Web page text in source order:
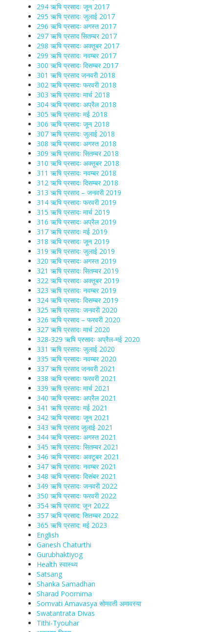
294 ऋषि प्रसादः जून 2017
295 ऋषि प्रसादः जुलाई 2017
296 ऋषि प्रसादः अगस्त 2017
297 ऋषि प्रसाद सितम्बर 2017
298 ऋषि प्रसादः अक्तूबर 2017
299 ऋषि प्रसादः नवम्बर 2017
300 ऋषि प्रसादः दिसम्बर 2017
301 ऋषि प्रसाद जनवरी 2018
302 ऋषि प्रसादः फरवरी 2018
303 ऋषि प्रसादः मार्च 2018
304 ऋषि प्रसादः अप्रैल 2018
305 ऋषि प्रसादः मई 2018
306 ऋषि प्रसादः जून 2018
307 ऋषि प्रसादः जुलाई 2018
308 ऋषि प्रसादः अगस्त 2018
309 ऋषि प्रसादः सितम्बर 2018
310 ऋषि प्रसादः अक्तूबर 2018
311 ऋषि प्रसादः नवम्बर 2018
312 ऋषि प्रसादः दिसम्बर 2018
313 ऋषि प्रसाद – जनवरी 2019
314 ऋषि प्रसादः फरवरी 2019
315 ऋषि प्रसादः मार्च 2019
316 ऋषि प्रसादः अप्रैल 2019
317 ऋषि प्रसादः मई 2019
318 ऋषि प्रसादः जून 2019
319 ऋषि प्रसादः जुलाई 2019
320 ऋषि प्रसादः अगस्त 2019
321 ऋषि प्रसादः सितम्बर 2019
322 ऋषि प्रसादः अक्तूबर 2019
323 ऋषि प्रसादः नवम्बर 2019
324 ऋषि प्रसादः दिसम्बर 2019
325 ऋषि प्रसादः जनवरी 2020
326 ऋषि प्रसाद – फरवरी 2020
327 ऋषि प्रसादः मार्च 2020
328-329 ऋषि प्रसादः अप्रैल-मई 2020
331 ऋषि प्रसादः जुलाई 2020
335 ऋषि प्रसादः नवम्बर 2020
337 ऋषि प्रसाद जनवरी 2021
338 ऋषि प्रसादः फरवरी 2021
339 ऋषि प्रसादः मार्च 2021
340 ऋषि प्रसादः अप्रैल 2021
341 ऋषि प्रसादः मई 2021
342 ऋषि प्रसादः जून 2021
343 ऋषि प्रसाद जुलाई 2021
344 ऋषि प्रसादः अगस्त 2021
345 ऋषि प्रसादः सितम्बर 2021
346 ऋषि प्रसादः अक्टूबर 2021
347 ऋषि प्रसादः नवम्बर 2021
348 ऋषि प्रसादः दिसंबर 2021
349 ऋषि प्रसादः जनवरी 2022
350 ऋषि प्रसादः फरवरी 2022
354 ऋषि प्रसाद: जून 2022
357 ऋषि प्रसाद: सितम्बर 2022
365 ऋषि प्रसाद: मई 2023
English
Ganesh Chaturthi
Gurubhaktiyog
Health स्वास्‍थ्‍य
Satsang
Shanka Samadhan
Sharad Poornima
Somvati Amavasya सोमवती अमावस्या
Swatantrata Divas
Tithi-Tyouhar